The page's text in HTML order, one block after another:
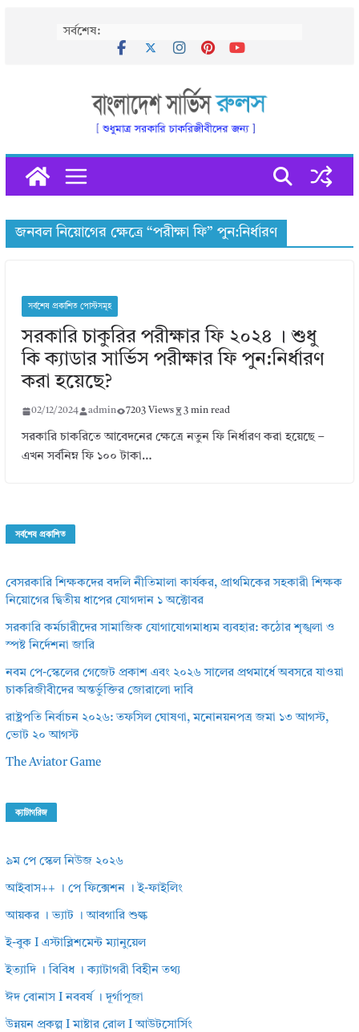
সর্বশেষ:
জনবল নিয়োগের ক্ষেত্রে “পরীক্ষা ফি” পুন:নির্ধারণ
সর্বশেষ প্রকাশিত পোস্টসমূহ
সরকারি চাকুরির পরীক্ষার ফি ২০২৪ । শুধু
কি ক্যাডার সার্ভিস পরীক্ষার ফি পুন:নির্ধারণ
করা হয়েছে?
02/12/2024 admin 7203 Views 3 min read
সরকারি চাকরিতে আবেদনের ক্ষেত্রে নতুন ফি নির্ধারণ করা হয়েছে –
এখন সর্বনিম্ন ফি ১০০ টাকা…
সর্বশেষ প্রকাশিত
বেসরকারি শিক্ষকদের বদলি নীতিমালা কার্যকর, প্রাথমিকের সহকারী শিক্ষক
নিয়োগের দ্বিতীয় ধাপের যোগদান ১ অক্টোবর
সরকারি কর্মচারীদের সামাজিক যোগাযোগমাধ্যম ব্যবহার: কঠোর শৃঙ্খলা ও
স্পষ্ট নির্দেশনা জারি
নবম পে-স্কেলের গেজেট প্রকাশ এবং ২০২৬ সালের প্রথমার্ধে অবসরে যাওয়া
চাকরিজীবীদের অন্তর্ভুক্তির জোরালো দাবি
রাষ্ট্রপতি নির্বাচন ২০২৬: তফসিল ঘোষণা, মনোনয়নপত্র জমা ১৩ আগস্ট,
ভোট ২০ আগস্ট
The Aviator Game
ক্যাটাগরিজ
৯ম পে স্কেল নিউজ ২০২৬
আইবাস++ । পে ফিক্সেশন । ই-ফাইলিং
আয়কর । ভ্যাট । আবগারি শুল্ক
ই-বুক I এস্টাব্লিশমেন্ট ম্যানুয়েল
ইত্যাদি । বিবিধ । ক্যাটাগরী বিহীন তথ্য
ঈদ বোনাস I নববর্ষ । দূর্গাপূজা
উন্নয়ন প্রকল্প I মাষ্টার রোল I আউটসোর্সিং